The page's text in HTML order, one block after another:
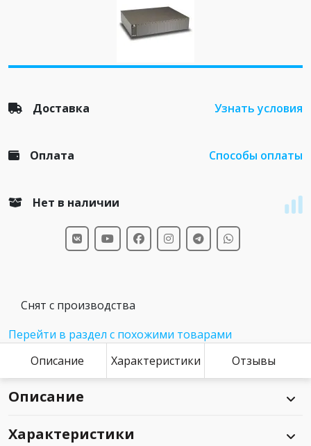
Доставка Узнать условия
Оплата Способы оплаты
Нет в наличии
Снят с производства
Перейти в раздел с похожими товарами
Описание
Характеристики Отзывы
Описание
Характеристики